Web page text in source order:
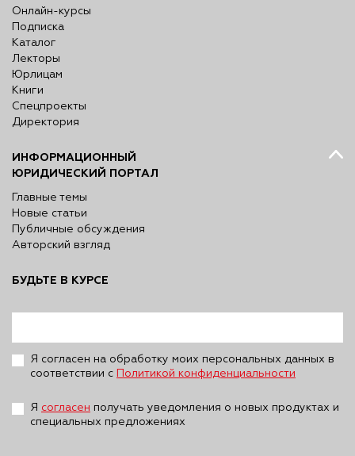
Онлайн-курсы
Подписка
Каталог
Лекторы
Юрлицам
Книги
Спецпроекты
Директория
ИНФОРМАЦИОННЫЙ
ЮРИДИЧЕСКИЙ ПОРТАЛ
Главные темы
Новые статьи
Публичные обсуждения
Авторский взгляд
БУДЬТЕ В КУРСЕ
Я согласен на обработку моих персональных данных в
соответствии с
Политикой конфиденциальности
Я согласен получать уведомления о новых продуктах и
специальных предложениях